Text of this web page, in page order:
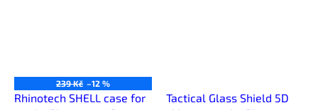
239 Kč –12 %
Rhinotech SHELL case for
Tactical Glass Shield 5D